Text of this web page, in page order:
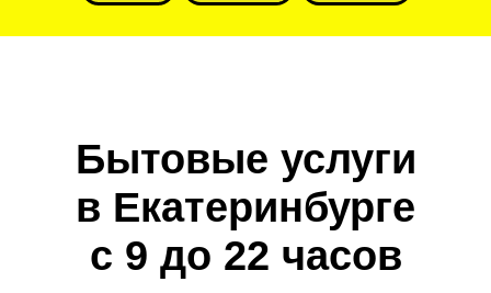
Бытовые услуги
в Екатеринбурге
с 9 до 22 часов